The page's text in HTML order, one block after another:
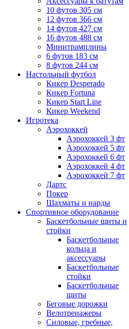
10 футов 305 см
12 футов 366 см
14 футов 427 см
16 футов 488 см
Минитрамплины
6 футов 183 см
8 футов 244 см
Настольный футбол
Кикер Desperado
Кикер Fortuna
Кикер Start Line
Кикер Weekend
Игротека
Аэрохоккей
Аэрохоккей 3 фт
Аэрохоккей 5 фт
Аэрохоккей 6 фт
Аэрохоккей 4 фт
Аэрохоккей 7 фт
Дартс
Покер
Шахматы и нарды
Спортивное оборудование
Баскетбольные щиты и
стойки
Баскетбольные
кольца и
аксессуары
Баскетбольные
стойки
Баскетбольные
щиты
Беговые дорожки
Велотренажеры
Силовые, гребные,